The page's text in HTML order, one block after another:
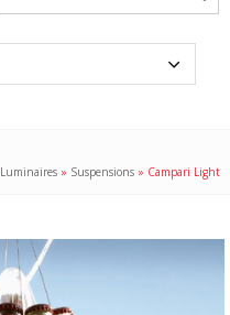
Luminaires » Suspensions » Campari Light